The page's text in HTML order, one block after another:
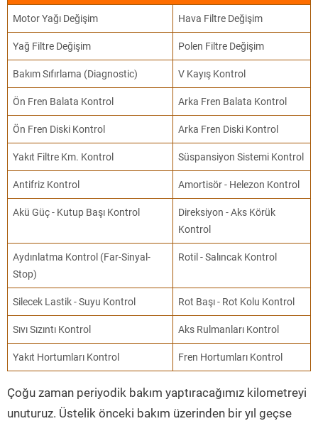
Motor Yağı Değişim Hava Filtre Değişim
Yağ Filtre Değişim Polen Filtre Değişim
Bakım Sıfırlama (Diagnostic) V Kayış Kontrol
Ön Fren Balata Kontrol Arka Fren Balata Kontrol
Ön Fren Diski Kontrol Arka Fren Diski Kontrol
Yakıt Filtre Km. Kontrol Süspansiyon Sistemi Kontrol
Antifriz Kontrol Amortisör - Helezon Kontrol
Akü Güç - Kutup Başı Kontrol
Direksiyon - Aks Körük
Kontrol
Aydınlatma Kontrol (Far-Sinyal-
Stop)
Rotil - Salıncak Kontrol
Silecek Lastik - Suyu Kontrol Rot Başı - Rot Kolu Kontrol
Sıvı Sızıntı Kontrol Aks Rulmanları Kontrol
Yakıt Hortumları Kontrol Fren Hortumları Kontrol
Çoğu zaman periyodik bakım yaptıracağımız kilometreyi
unuturuz. Üstelik önceki bakım üzerinden bir yıl geçse